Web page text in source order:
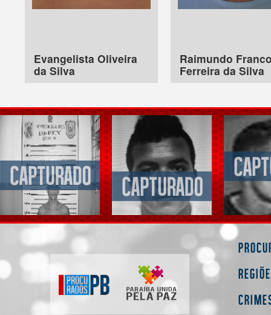
Evangelista Oliveira
da Silva
Raimundo
Ferreira da Silva